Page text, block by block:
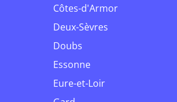
Côtes-d'Armor
Deux-Sèvres
Doubs
Essonne
Eure-et-Loir